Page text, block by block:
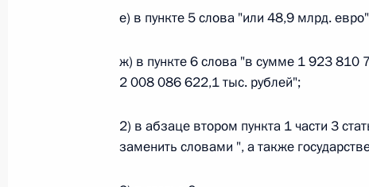
Федеральный закон от 26.07.2026
процессуального кодекса Российской
26 июля 2026 года
Федеральный закон от 26.07.2026
е) в пункте 5 слова "или 48,9 млрд.
ж) в пункте 6 слова "в сумме 1 923 810
2 008 086 622,1 тыс. рублей";
2) в абзаце втором пункта 1 части 3
заменить словами ", а также